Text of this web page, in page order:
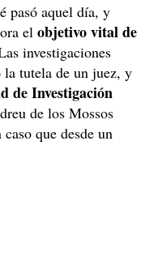
pasó aquel día, y
el objetivo vital de
investigaciones
la tutela de un juez, y
de Investigación
de los Mossos
que desde un